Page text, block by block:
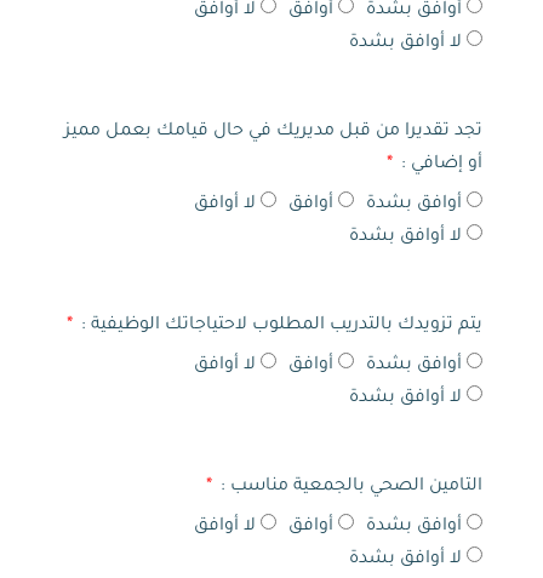
أوافق بشدة أوافق
لا أوافق
لا أوافق بشدة
تجد تقديرا من قبل مديريك في حال قيامك بعمل مميز
أو إضافي :
أوافق بشدة أوافق
لا أوافق
لا أوافق بشدة
يتم تزويدك بالتدريب المطلوب لاحتياجاتك الوظيفية :
أوافق بشدة أوافق
لا أوافق
لا أوافق بشدة
التامين الصحي بالجمعية مناسب :
أوافق بشدة أوافق
لا أوافق
لا أوافق بشدة